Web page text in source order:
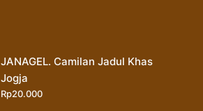
JANAGEL. Camilan Jadul Khas
Jogja
Rp20.000